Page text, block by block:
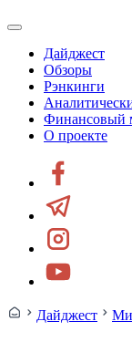
Дайджест
Обзоры
Рэнкинги
Финансовый
О проекте
Дайджест